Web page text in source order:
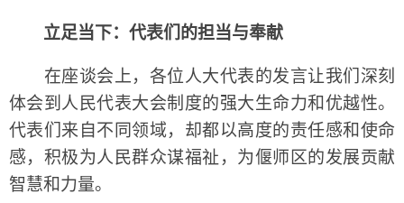
立足当下：代表们的担当与奉献
在座谈会上，各位人大代表的发言让我们深刻
体会到人民代表大会制度的强大生命力和优越性。
代表们来自不同领域，却都以高度的责任感和使命
感，积极为人民群众谋福祉，为偃师区的发展贡献
智慧和力量。